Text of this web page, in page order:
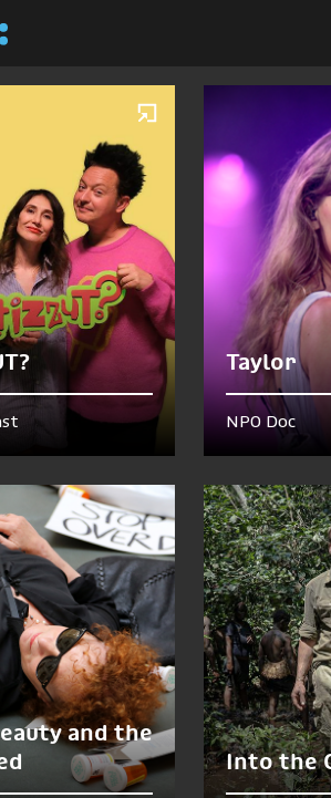
en te horen
Taylor
NPO Doc
and the
Into the